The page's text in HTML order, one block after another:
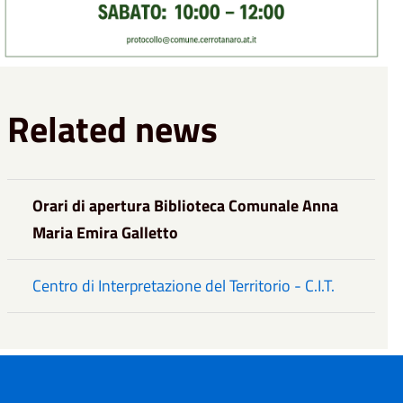
Related news
Orari di apertura Biblioteca Comunale Anna
Maria Emira Galletto
Centro di Interpretazione del Territorio - C.I.T.